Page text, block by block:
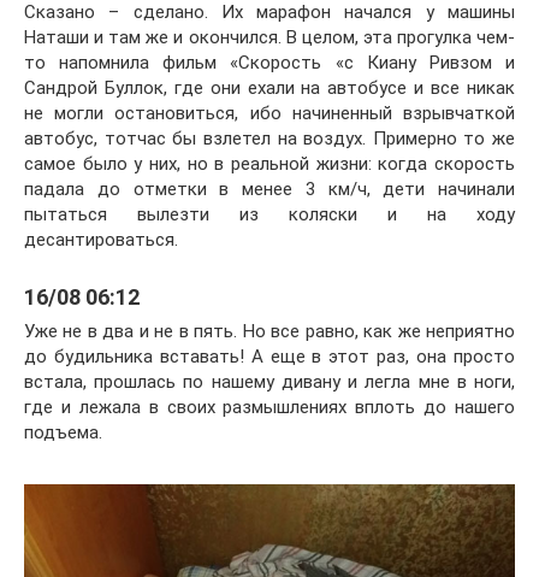
Сказано – сделано. Их марафон начался у машины
Наташи и там же и окончился. В целом, эта прогулка чем-
то напомнила фильм «Скорость «с Киану Ривзом и
Сандрой Буллок, где они ехали на автобусе и все никак
не могли остановиться, ибо начиненный взрывчаткой
автобус, тотчас бы взлетел на воздух. Примерно то же
самое было у них, но в реальной жизни: когда скорость
падала до отметки в менее 3 км/ч, дети начинали
пытаться вылезти из коляски и на ходу
десантироваться.
16/08 06:12
Уже не в два и не в пять. Но все равно, как же неприятно
до будильника вставать! А еще в этот раз, она просто
встала, прошлась по нашему дивану и легла мне в ноги,
где и лежала в своих размышлениях вплоть до нашего
подъема.